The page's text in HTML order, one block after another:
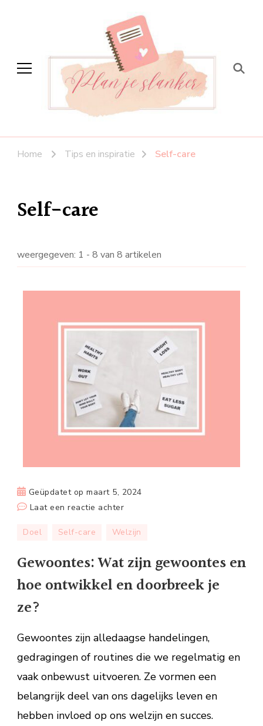
Plan je slanker
Home Tips en inspiratie Self-care
Self-care
weergegeven: 1 - 8 van 8 artikelen
Geüpdatet opmaart 5, 2024
Laat een reactie achterop
Wat
gewoontes
en
doorbreek
je
ze?
Doel Self-care Welzijn
Gewoontes: Wat zijn gewoontes en
hoe ontwikkel en doorbreek je
ze?
Gewoontes zijn alledaagse handelingen,
gedragingen of routines die we regelmatig en
vaak onbewust uitvoeren. Ze vormen een
belangrijk deel van ons dagelijks leven en
hebben invloed op ons welzijn en succes.